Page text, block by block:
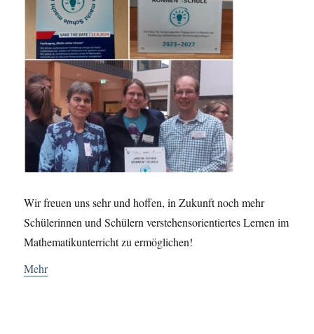
Wir freuen uns sehr und hoffen, in Zukunft noch mehr
Schülerinnen und Schülern verstehensorientiertes Lernen im
Mathematikunterricht zu ermöglichen!
Mehr